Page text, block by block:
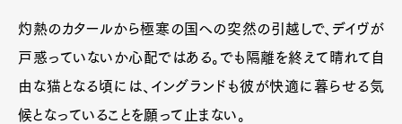
灼熱のカタールから極寒の国への突然の引越しで、デイヴが
戸惑っていないか心配ではある。でも隔離を終えて晴れて自
由な猫となる頃には、イングランドも彼が快適に暮らせる気
候となっていることを願って止まない。